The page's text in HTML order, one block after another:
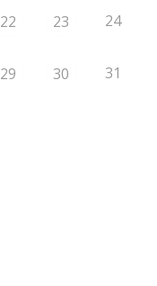
22 23 24
29 30 31